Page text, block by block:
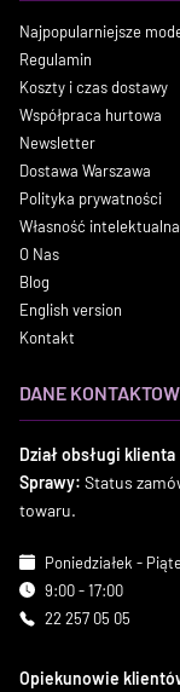
Najpopularniejsze
Regulamin
Koszty i czas dostawy
Współpraca hurtowa
Newsletter
Dostawa Warszawa
Polityka prywatności
Własność intelektualna
O Nas
Blog
English version
Kontakt
DANE
Dział obsługi klienta
Sprawy: Status
towaru.
Poniedziałek -
9:00 - 17:00
22 257 05 05
Opiekunowie